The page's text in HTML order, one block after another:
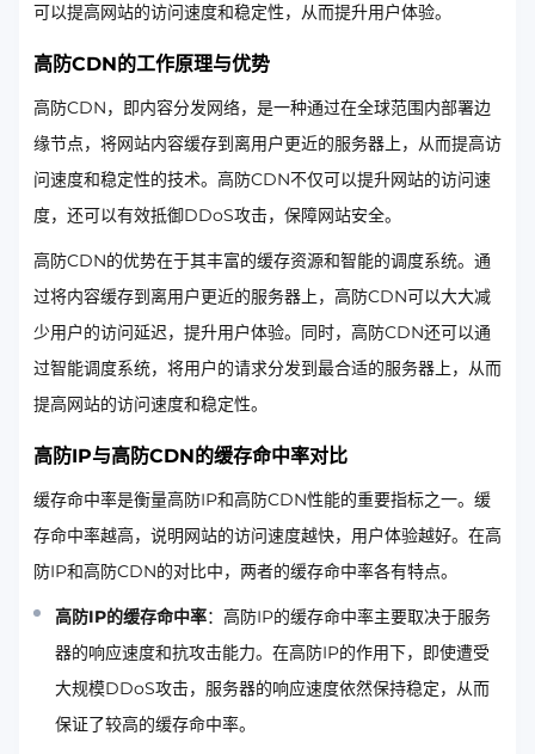
可以提高网站的访问速度和稳定性，从而提升用户体验。
高防CDN的工作原理与优势
高防CDN，即内容分发网络，是一种通过在全球范围内部署边
缘节点，将网站内容缓存到离用户更近的服务器上，从而提高访
问速度和稳定性的技术。高防CDN不仅可以提升网站的访问速
度，还可以有效抵御DDoS攻击，保障网站安全。
高防CDN的优势在于其丰富的缓存资源和智能的调度系统。通
过将内容缓存到离用户更近的服务器上，高防CDN可以大大减
少用户的访问延迟，提升用户体验。同时，高防CDN还可以通
过智能调度系统，将用户的请求分发到最合适的服务器上，从而
提高网站的访问速度和稳定性。
高防IP与高防CDN的缓存命中率对比
缓存命中率是衡量高防IP和高防CDN性能的重要指标之一。缓
存命中率越高，说明网站的访问速度越快，用户体验越好。在高
防IP和高防CDN的对比中，两者的缓存命中率各有特点。
高防IP的缓存命中率：高防IP的缓存命中率主要取决于服务
器的响应速度和抗攻击能力。在高防IP的作用下，即使遭受
大规模DDoS攻击，服务器的响应速度依然保持稳定，从而
保证了较高的缓存命中率。